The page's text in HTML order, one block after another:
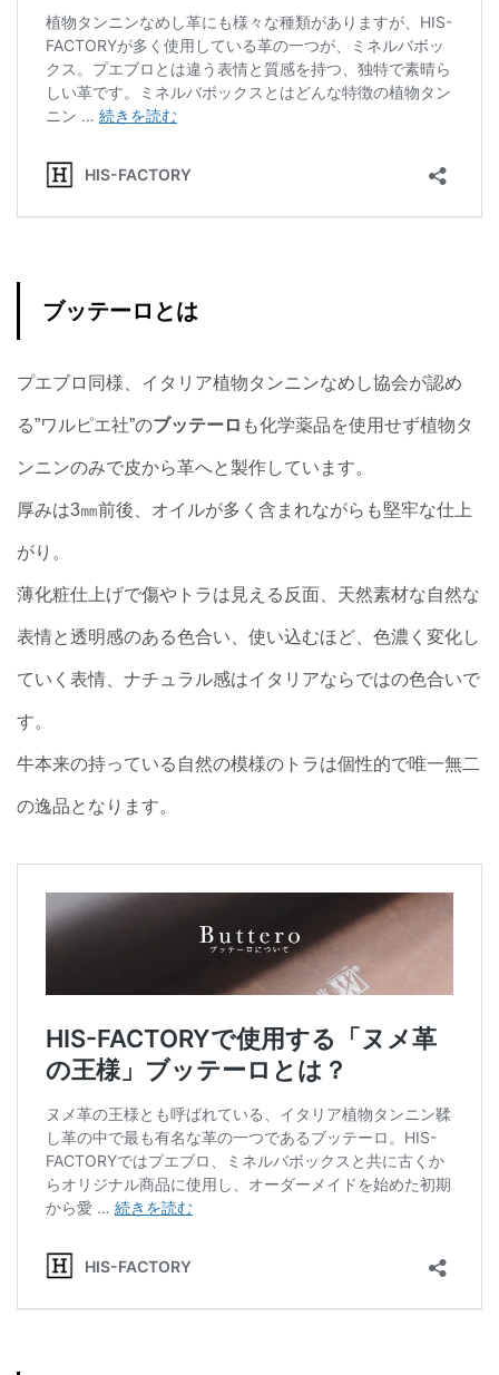
ブッテーロとは
プエブロ同様、イタリア植物タンニンなめし協会が認め
る”ワルピエ社”のブッテーロ も化学薬品を使用せず植物タ
ンニンのみで皮から革へと製作しています。
厚みは3㎜前後、オイルが多く含まれながらも堅牢な仕上
がり。
薄化粧仕上げで傷やトラは見える反面、天然素材な自然な
表情と透明感のある色合い、使い込むほど、色濃く変化し
ていく表情、ナチュラル感はイタリアならではの色合いで
す。
牛本来の持っている自然の模様のトラは個性的で唯一無二
の逸品となります。